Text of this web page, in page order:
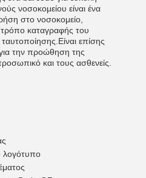
νοσοκομείου είναι ένα
στο νοσοκομείο,
καταγραφής του
ταυτοποίησης.Είναι επίσης
την προώθηση της
και τους ασθενείς.